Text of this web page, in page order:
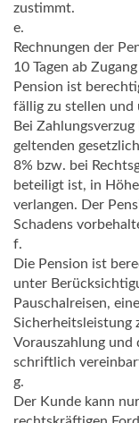
zustimmt.
e.
Rechnungen der
10 Tagen ab
Pension ist
fällig zu stellen und
Bei
geltenden
8% bzw. bei
beteiligt ist, in
verlangen. Der
Schadens
f.
Die Pension ist
unter
Pauschalreisen,
Sicherheitsleistung
Vorauszahlung und
schriftlich
g.
Der Kunde kann